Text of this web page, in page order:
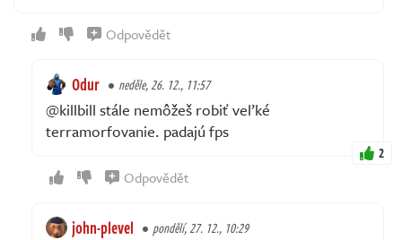
Odpovědět
Odur neděle, 26. 12., 11:57
@killbill stále nemôžeš robiť veľké
terramorfovanie. padajú fps
2
Odpovědět
john-plevel pondělí, 27. 12., 10:29